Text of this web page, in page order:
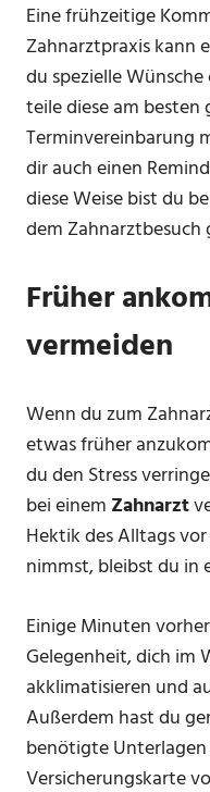
Eine frühzeitige
Zahnarztpraxis kann
du spezielle
teile diese am besten
Terminvereinbarung
dir auch einen
diese Weise bist du
dem Zahnarztbesuch
Früher
vermeiden
Wenn du zum
etwas früher
du den Stress
bei einem Zahnarzt
Hektik des Alltags
nimmst, bleibst du in
Einige Minuten
Gelegenheit, dich im
akklimatisieren und
Außerdem hast du
benötigte
Versicherungskarte